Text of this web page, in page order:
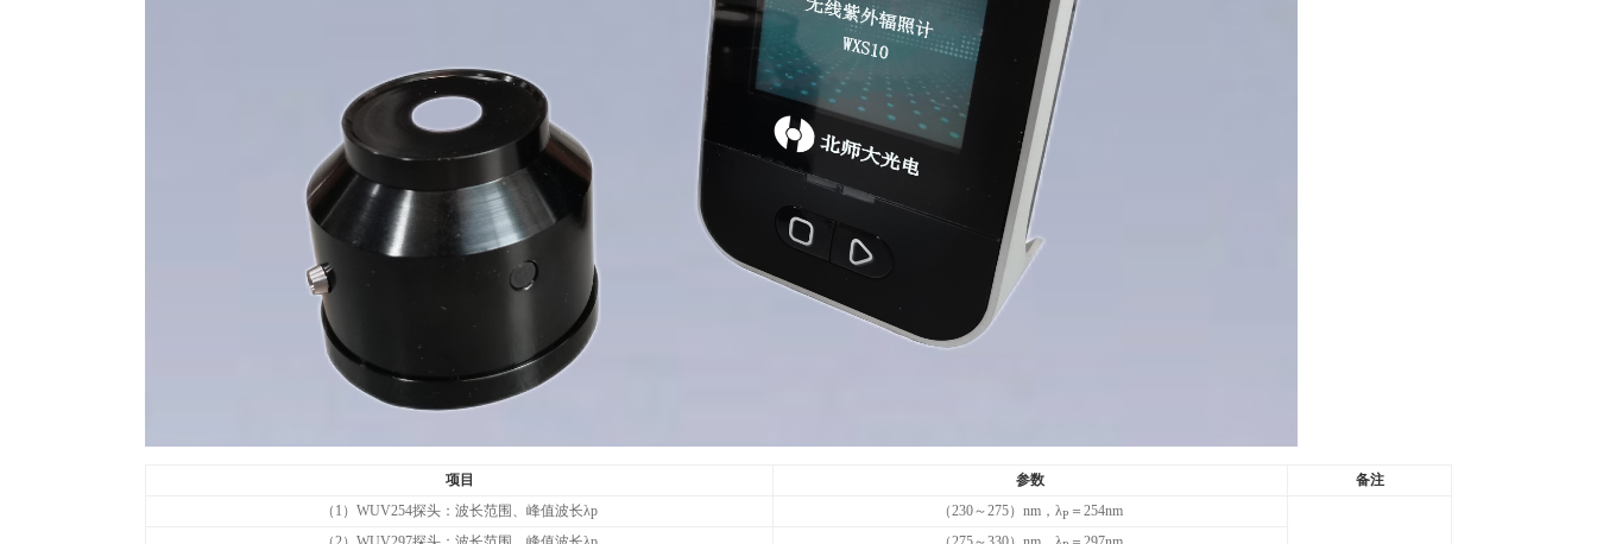
项目 参数
备注
（1）WUV254探头：波长范围、峰值波长λp
（230～275）nm，λP ＝254nm